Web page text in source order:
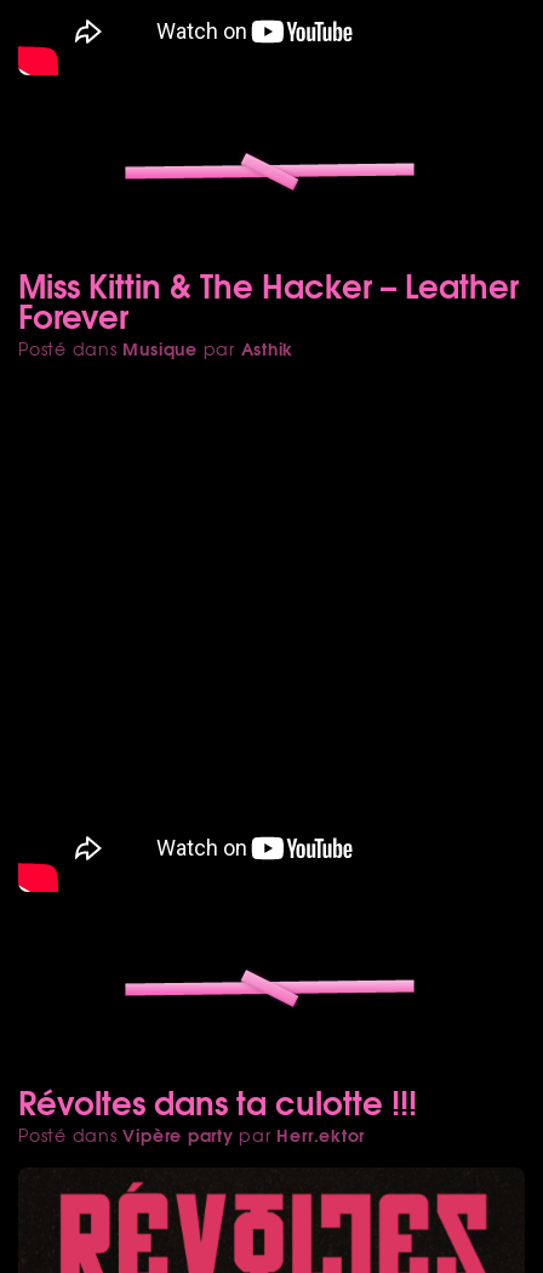
Miss Kittin & The Hacker – Leather
Forever
Posté dans Musique par Asthik
Révoltes dans ta culotte !!!
Posté dansVipère party par Herr.ektor